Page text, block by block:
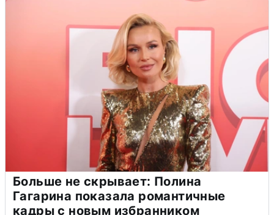
Больше не скрывает: Полина
Гагарина показала романтичные
кадры с новым избранником